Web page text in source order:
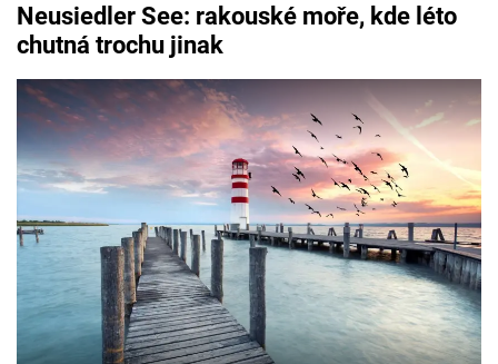
Neusiedler See: rakouské moře, kde léto
chutná trochu jinak